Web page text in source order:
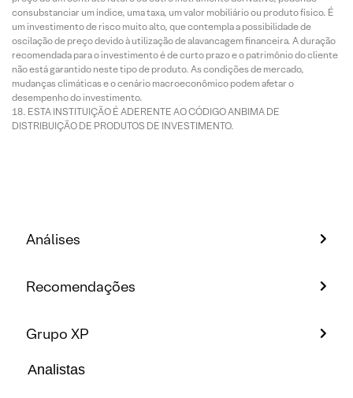
consubstanciar um índice, uma taxa, um valor mobiliário ou produto físico. É
um investimento de risco muito alto, que contempla a possibilidade de
oscilação de preço devido à utilização de alavancagem financeira. A duração
recomendada para o investimento é de curto prazo e o patrimônio do cliente
não está garantido neste tipo de produto. As condições de mercado,
mudanças climáticas e o cenário macroeconômico podem afetar o
desempenho do investimento.
ESTA INSTITUIÇÃO É ADERENTE AO CÓDIGO ANBIMA DE
DISTRIBUIÇÃO DE PRODUTOS DE INVESTIMENTO.
Análises
Recomendações
Grupo XP
Analistas